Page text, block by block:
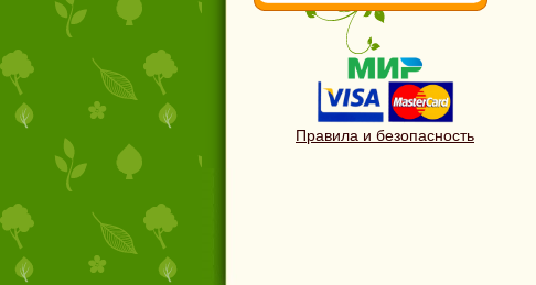
Правила и безопасность